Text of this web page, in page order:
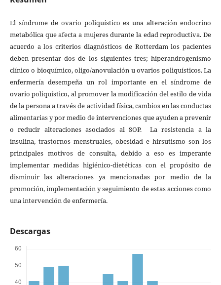
El síndrome de ovario poliquístico es una alteración endocrino
metabólica que afecta a mujeres durante la edad reproductiva. De
acuerdo a los criterios diagnósticos de Rotterdam los pacientes
deben presentar dos de los siguientes tres; hiperandrogenismo
clínico o bioquímico, oligo/anovulación u ovarios poliquísticos. La
enfermería desempeña un rol importante en el síndrome de
ovario poliquístico, al promover la modificación del estilo de vida
de la persona a través de actividad física, cambios en las conductas
alimentarias y por medio de intervenciones que ayuden a prevenir
o reducir alteraciones asociados al SOP. La resistencia a la
insulina, trastornos menstruales, obesidad e hirsutismo son los
principales motivos de consulta, debido a eso es imperante
implementar medidas higiénico-dietéticas con el propósito de
disminuir las alteraciones ya mencionadas por medio de la
promoción, implementación y seguimiento de estas acciones como
una intervención de enfermería.
Descargas